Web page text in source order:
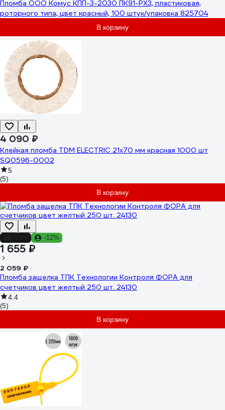
Пломба ООО Комус КПП-3-2030 ПК91-РХ3, пластиковая,
роторного типа, цвет красный, 100 штук/упаковка 825704
В корзину
4 090 ₽
Клейкая пломба TDM ELECTRIC 21x70 мм красная 1000 шт
SQ0596-0002
5
(5)
В корзину
-12%
1 655 ₽
2 059 ₽
Пломба защелка ТПК Технологии Контроля ФОРА для
счетчиков цвет желтый 250 шт. 24130
4.4
(5)
В корзину